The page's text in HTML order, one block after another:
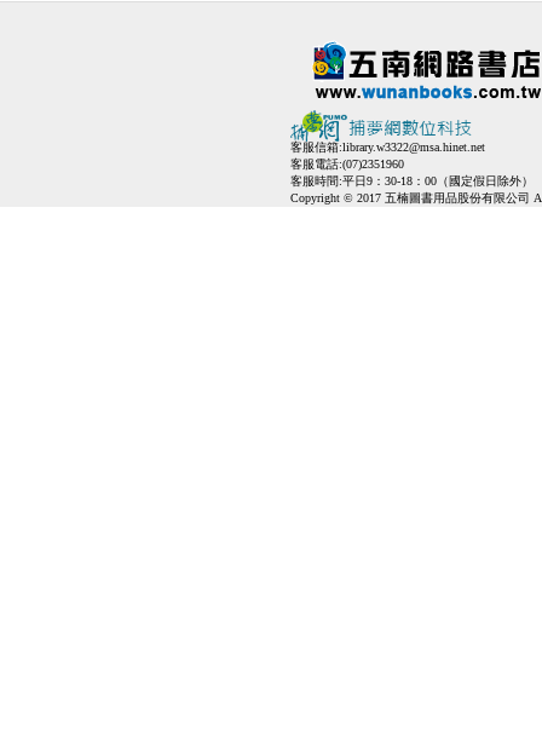
客服信箱:library.w3322@msa.hinet.net
客服電話:(07)2351960
客服時間:平日9：30-18：00（國定假日除外）
Copyright © 2017 五楠圖書用品股份有限公司